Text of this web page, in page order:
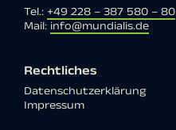
Tel.: +49 228 – 387 580 – 80
Mail: info@mundialis.de
Rechtliches
Datenschutzerklärung
Impressum